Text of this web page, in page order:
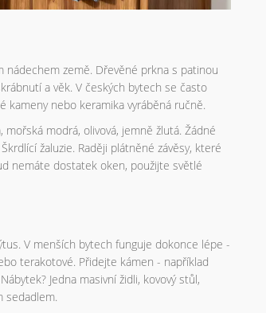
nádechem země. Dřevěné prkna s patinou
a věk. V českých bytech se často
kameny nebo keramika vyráběná ručně.
modrá, olivová, jemně žlutá. Žádné
žaluzie. Raději plátněné závěsy, které
nemáte dostatek oken, použijte světlé
V menších bytech funguje dokonce lépe -
terakotové. Přidejte kámen - například
Jedna masivní židli, kovový stůl,
sedadlem.